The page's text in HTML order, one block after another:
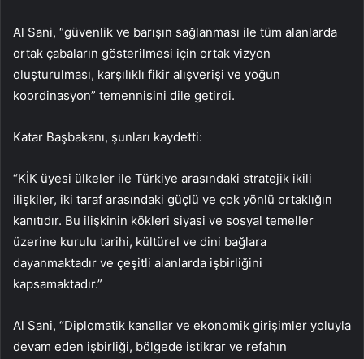
Al Sani, “güvenlik ve barışın sağlanması ile tüm alanlarda
ortak çabaların gösterilmesi için ortak vizyon
oluşturulması, karşılıklı fikir alışverişi ve yoğun
koordinasyon” temennisini dile getirdi.
Katar Başbakanı, şunları kaydetti:
“KİK üyesi ülkeler ile Türkiye arasındaki stratejik ikili
ilişkiler, iki taraf arasındaki güçlü ve çok yönlü ortaklığın
kanıtıdır. Bu ilişkinin kökleri siyasi ve sosyal temeller
üzerine kurulu tarihi, kültürel ve dini bağlara
dayanmaktadır ve çeşitli alanlarda işbirliğini
kapsamaktadır.”
Al Sani, “Diplomatik kanallar ve ekonomik girişimler yoluyla
devam eden işbirliği, bölgede istikrar ve refahın